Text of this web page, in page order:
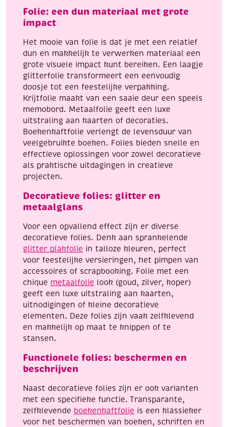
aantal
Folie: een dun materiaal met grote
impact
Het mooie van folie is dat je met een relatief
dun en makkelijk te verwerken materiaal een
grote visuele impact kunt bereiken. Een laagje
glitterfolie transformeert een eenvoudig
doosje tot een feestelijke verpakking.
Krijtfolie maakt van een saaie deur een speels
memobord. Metaalfolie geeft een luxe
uitstraling aan kaarten of decoraties.
Boekenkaftfolie verlengt de levensduur van
veelgebruikte boeken. Folies bieden snelle en
effectieve oplossingen voor zowel decoratieve
als praktische uitdagingen in creatieve
projecten.
Decoratieve folies: glitter en
metaalglans
Voor een opvallend effect zijn er diverse
decoratieve folies. Denk aan sprankelende
glitter plakfolie in talloze kleuren, perfect
voor feestelijke versieringen, het pimpen van
accessoires of scrapbooking. Folie met een
chique metaalfolie look (goud, zilver, koper)
geeft een luxe uitstraling aan kaarten,
uitnodigingen of kleine decoratieve
elementen. Deze folies zijn vaak zelfklevend
en makkelijk op maat te knippen of te
stansen.
Functionele folies: beschermen en
beschrijven
Naast decoratieve folies zijn er ook varianten
met een specifieke functie. Transparante,
zelfklevende boekenkaftfolie is een klassieker
voor het beschermen van boeken, schriften en